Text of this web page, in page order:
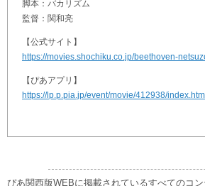
脚本：バカリズム
監督：関和亮
【公式サイト】
https://movies.shochiku.co.jp/beethoven-
【ぴあアプリ】
https://lp.p.pia.jp/event/movie/412938/index.html
ぴあ関西版WEBに掲載されているすべてのコ